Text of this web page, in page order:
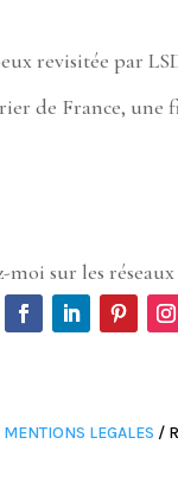
revisitée par
de France, une
moi sur les
MENTIONS LEGALES /